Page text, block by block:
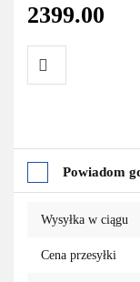
2399.00
Powiadom
Wysyłka w ciągu
Cena przesyłki